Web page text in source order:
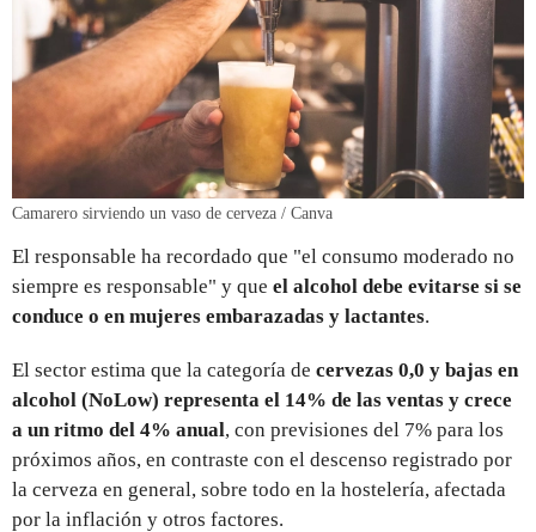
Camarero sirviendo un vaso de cerveza / Canva
El responsable ha recordado que "el consumo moderado no
siempre es responsable" y que el alcohol debe evitarse si se
conduce o en mujeres embarazadas y lactantes.
El sector estima que la categoría de cervezas 0,0 y bajas en
alcohol (NoLow) representa el 14% de las ventas y crece
a un ritmo del 4% anual, con previsiones del 7% para los
próximos años, en contraste con el descenso registrado por
la cerveza en general, sobre todo en la hostelería, afectada
por la inflación y otros factores.